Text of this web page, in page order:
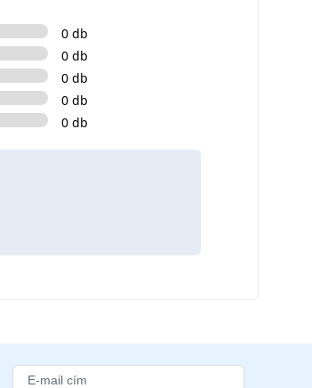
0 db
0 db
0 db
0 db
0 db